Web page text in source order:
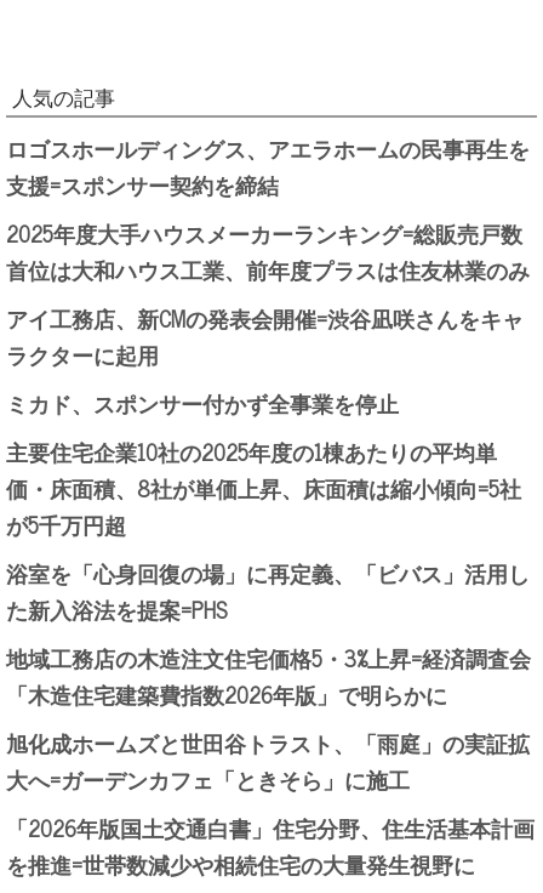
人気の記事
ロゴスホールディングス、アエラホームの民事再生を
支援=スポンサー契約を締結
2025年度大手ハウスメーカーランキング=総販売戸数
首位は大和ハウス工業、前年度プラスは住友林業のみ
アイ工務店、新CMの発表会開催=渋谷凪咲さんをキャ
ラクターに起用
ミカド、スポンサー付かず全事業を停止
主要住宅企業10社の2025年度の1棟あたりの平均単
価・床面積、8社が単価上昇、床面積は縮小傾向=5社
が5千万円超
浴室を「心身回復の場」に再定義、「ビバス」活用し
た新入浴法を提案=PHS
地域工務店の木造注文住宅価格5・3%上昇=経済調査会
「木造住宅建築費指数2026年版」で明らかに
旭化成ホームズと世田谷トラスト、「雨庭」の実証拡
大へ=ガーデンカフェ「ときそら」に施工
「2026年版国土交通白書」住宅分野、住生活基本計画
を推進=世帯数減少や相続住宅の大量発生視野に